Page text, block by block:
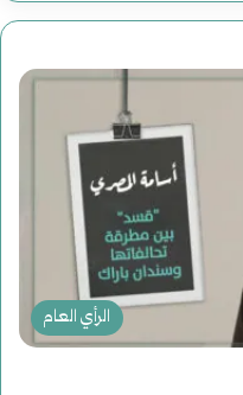
الرأي العام